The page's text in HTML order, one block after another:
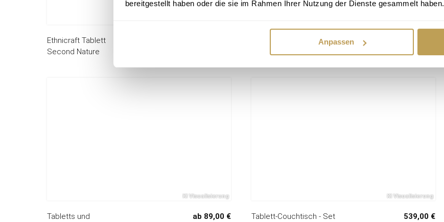
bereitgestellt haben oder die sie im Rahmen Ihrer Nutzung der Dienste gesammelt haben.
Anpassen
Ethnicraft Tablett
Second Nature
Tabletts und
ab 89,00 €
Tablett-Couchtisch - Set
539,00 €